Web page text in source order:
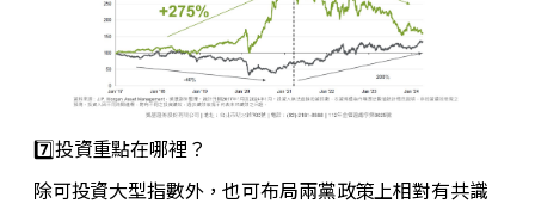
7️⃣投資重點在哪裡？
除可投資大型指數外，也可布局兩黨政策上相對有共識